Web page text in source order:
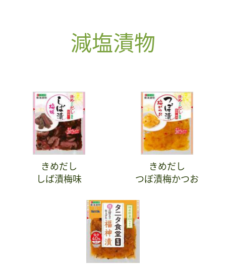
減塩漬物
きめだし
しば漬梅味
きめだし
つぼ漬梅かつお